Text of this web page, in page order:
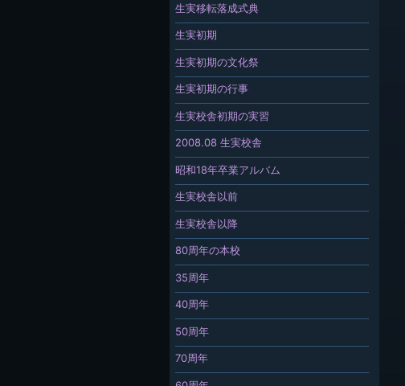
生実移転落成式典
生実初期
生実初期の文化祭
生実初期の行事
生実校舎初期の実習
2008.08 生実校舎
昭和18年卒業アルバム
生実校舎以前
生実校舎以降
80周年の本校
35周年
40周年
50周年
70周年